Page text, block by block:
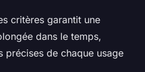
critères garantit une
dans le temps,
précises de chaque usage